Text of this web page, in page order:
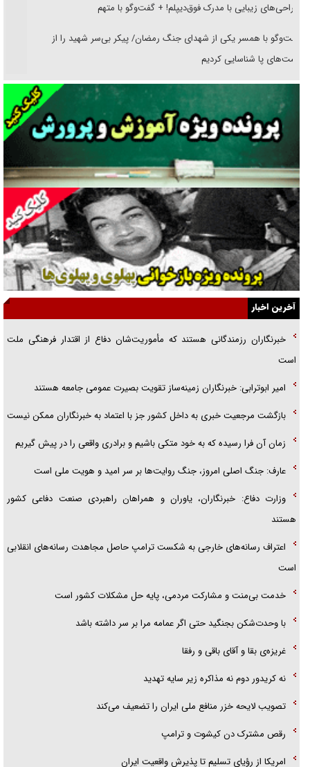
جراحی‌های زیبایی با مدرک فوق‌دیپلم! + گفت‌وگو با متهم
گفت‌وگو با همسر یکی از شهدای جنگ رمضان/ پیکر بی‌سر شهید را از
انگشت‌های پا شناسایی کردیم
نسلی که آنلاین الگو می‌گیرد
گفت‌وگو با آیت‌الله جاودان/ جفای مخالفان مکانت معنوی رهبر شهید را
ارتقا می‌داد
راننده مست به قانون می‌خندد
همه آقای دوربینی شده‌ایم!
قصه ناتمام سرویس مدارس
آیا مقاومت فلسطین خلع‌سلاح می‌شود؟
الگوی وحدت‌آفرین در ادراک سیاست خارجی
گفتگوی دکتر اخوان مدیرمسئول روزنامه جوان با برنامه تلویزیونی «نبرد
هرمز»
آخرین اخبار
خبرنگاران رزمندگانی هستند که مأموریت‌شان دفاع از اقتدار فرهنگی ملت
است
امیر ابوترابی: خبرنگاران زمینه‌ساز تقویت بصیرت عمومی جامعه هستند
بازگشت مرجعیت خبری به داخل کشور جز با اعتماد به خبرنگاران ممکن نیست
زمان آن فرا رسیده که به خود متکی باشیم و برادری واقعی را در پیش گیریم
عارف: جنگ اصلی امروز، جنگ روایت‌ها بر سر امید و هویت ملی است
وزارت دفاع: خبرنگاران، یاوران و همراهان راهبردی صنعت دفاعی کشور
هستند
اعتراف رسانه‌های خارجی به شکست ترامپ حاصل مجاهدت رسانه‌های انقلابی
است
خدمت بی‌منت و مشارکت مردمی، پایه حل مشکلات کشور است
با وحدت‌شکن بجنگید حتی اگر عمامه مرا بر سر داشته باشد
غریزه‌ی بقا و آقای باقی و رفقا
نه کریدور دوم نه مذاکره زیر سایه تهدید
تصویب لایحه خزر منافع ملی ایران را تضعیف می‌کند
رقص مشترک دن کیشوت و ترامپ
امریکا از رؤیای تسلیم تا پذیرش واقعیت ایران